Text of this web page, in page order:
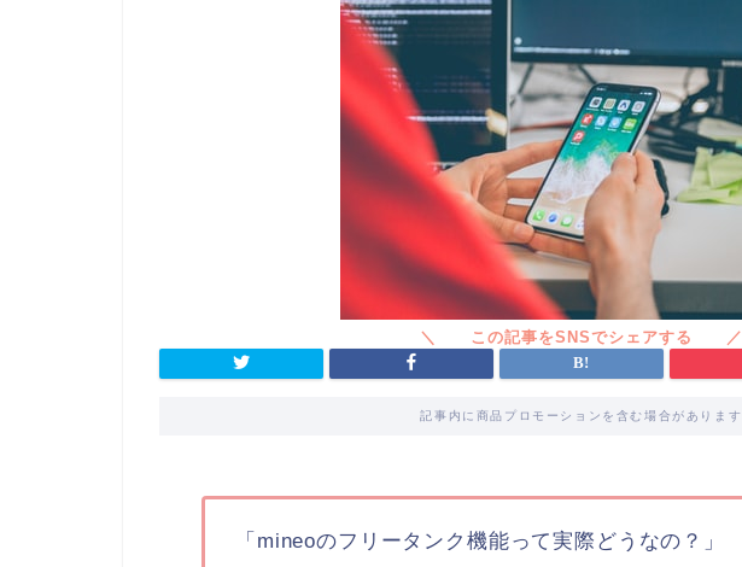
記事内に商品プロモーションを含む場合があります
「mineoのフリータンク機能って実際どうなの？」